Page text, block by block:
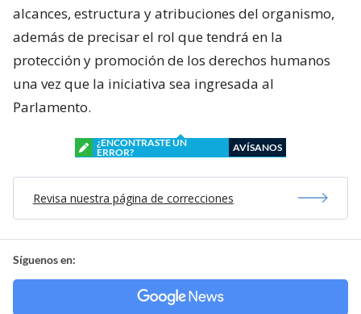
alcances, estructura y atribuciones del organismo,
además de precisar el rol que tendrá en la
protección y promoción de los derechos humanos
una vez que la iniciativa sea ingresada al
Parlamento.
¿ENCONTRASTE UN
ERROR?
AVÍSANOS
Revisa nuestra página de correcciones
Síguenos en: